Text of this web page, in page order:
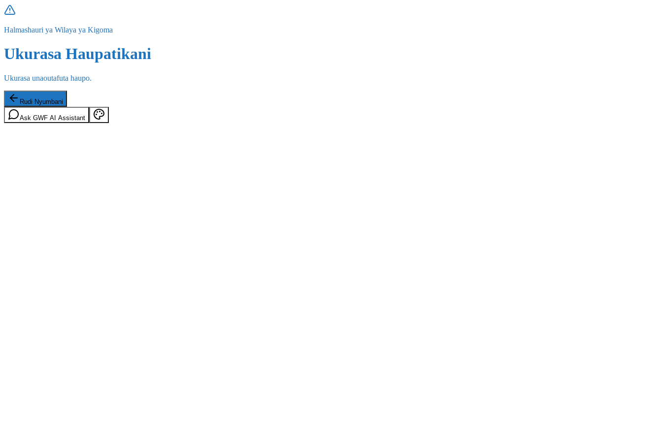
Halmashauri ya Wilaya ya Kigoma
Ukurasa Haupatikani
Ukurasa unaoutafuta haupo.
Rudi Nyumbani
Ask GWF AI Assistant